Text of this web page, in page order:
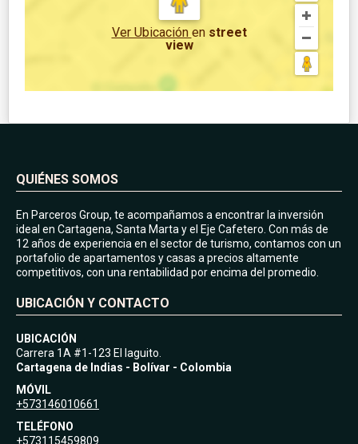
Ver Ubicación en street
view
QUIÉNES SOMOS
En Parceros Group, te acompañamos a encontrar la inversión
ideal en Cartagena, Santa Marta y el Eje Cafetero. Con más de
12 años de experiencia en el sector de turismo, contamos con un
portafolio de apartamentos y casas a precios altamente
competitivos, con una rentabilidad por encima del promedio.
UBICACIÓN Y CONTACTO
UBICACIÓN
Carrera 1A #1-123 El laguito.
Cartagena de Indias - Bolívar - Colombia
MÓVIL
+573146010661
TELÉFONO
+573115459809